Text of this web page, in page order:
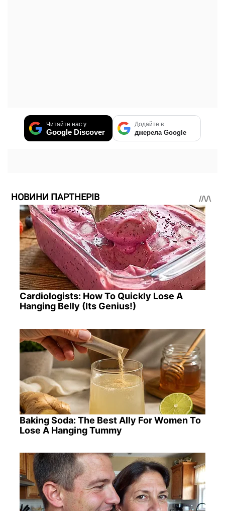
Читайте нас у
Google Discover
Додайте в
джерела Google
НОВИНИ ПАРТНЕРІВ
Cardiologists: How To Quickly Lose A
Hanging Belly (Its Genius!)
Baking Soda: The Best Ally For Women To
Lose A Hanging Tummy